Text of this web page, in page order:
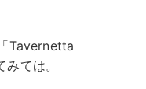
Tavernetta
ては。